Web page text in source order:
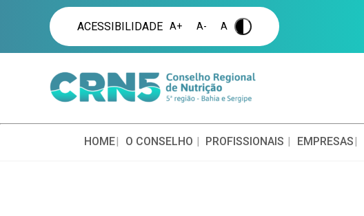
ACESSIBILIDADE A+ A- A .
HOME O CONSELHO PROFISSIONAIS EMPRESAS